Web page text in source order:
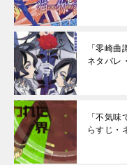
「零崎
ネタバレ
「不気
らすじ・